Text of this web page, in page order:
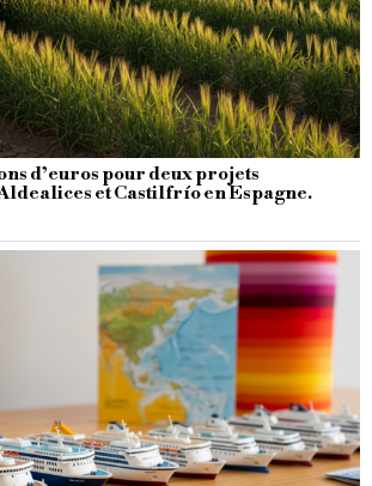
d’euros pour deux projets
et Castilfrío en Espagne.